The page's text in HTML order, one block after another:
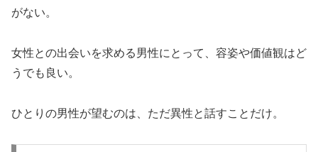
がない。
女性との出会いを求める男性にとって、容姿や価値観はど
うでも良い。
ひとりの男性が望むのは、ただ異性と話すことだけ。